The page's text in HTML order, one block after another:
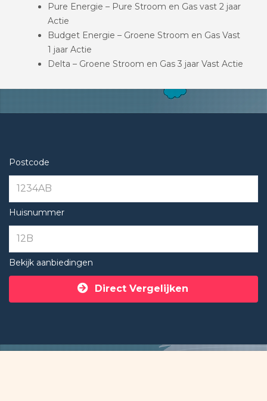
Pure Energie – Pure Stroom en Gas vast 2 jaar
Actie
Budget Energie – Groene Stroom en Gas Vast
1 jaar Actie
Delta – Groene Stroom en Gas 3 jaar Vast Actie
Postcode
Huisnummer
Bekijk aanbiedingen
Direct Vergelijken